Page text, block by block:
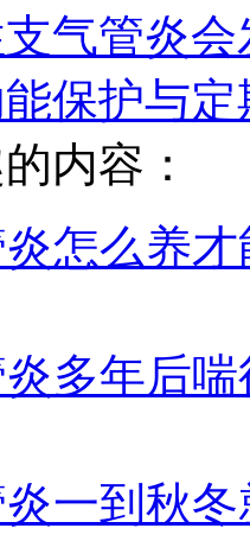
气管炎
保护与
内容：
怎么养
多年后
一到秋